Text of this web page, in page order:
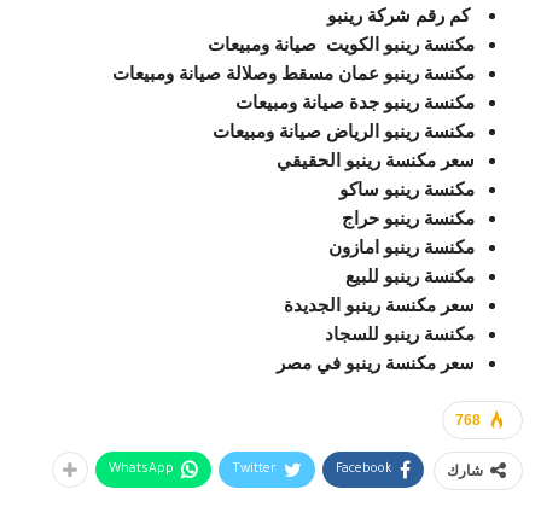
كم رقم شركة رينبو
مكنسة رينبو الكويت صيانة ومبيعات
مكنسة رينبو عمان مسقط وصلالة صيانة ومبيعات
مكنسة رينبو جدة صيانة ومبيعات
مكنسة رينبو الرياض صيانة ومبيعات
سعر مكنسة رينبو الحقيقي
مكنسة رينبو ساكو
مكنسة رينبو حراج
مكنسة رينبو امازون
مكنسة رينبو للبيع
سعر مكنسة رينبو الجديدة
مكنسة رينبو للسجاد
سعر مكنسة رينبو في مصر
768
شارك Facebook
Twitter
WhatsApp